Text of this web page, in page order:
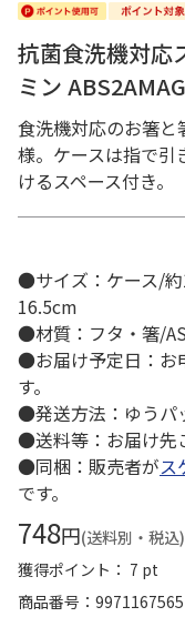
抗菌食洗機対応
ミン ABS2AMAG
食洗機対応のお箸
様。ケースは指で引
けるスペース付き。
●サイズ：ケース/
16.5cm
●材質：フタ・箸/
●お届け予定日：お
す。
●発送方法：ゆうパ
●送料等：お届け先
●同梱：販売者がス
です。
748円(送料別・税込)
獲得ポイント： 7 pt
商品番号
9971167565